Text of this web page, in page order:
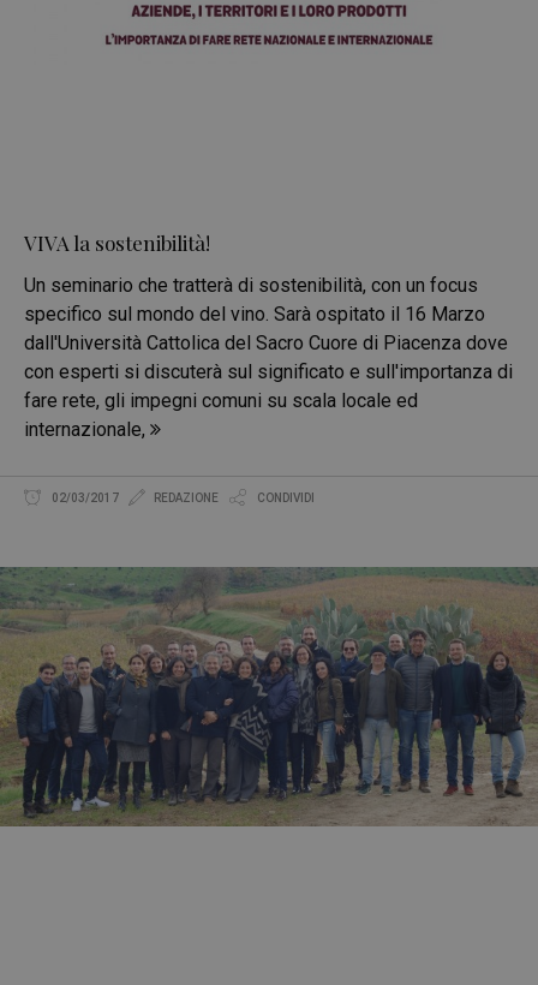
VIVA la sostenibilità!
Un seminario che tratterà di sostenibilità, con un focus
specifico sul mondo del vino. Sarà ospitato il 16 Marzo
dall'Università Cattolica del Sacro Cuore di Piacenza dove
con esperti si discuterà sul significato e sull'importanza di
fare rete, gli impegni comuni su scala locale ed
internazionale,
02/03/2017 REDAZIONE CONDIVIDI